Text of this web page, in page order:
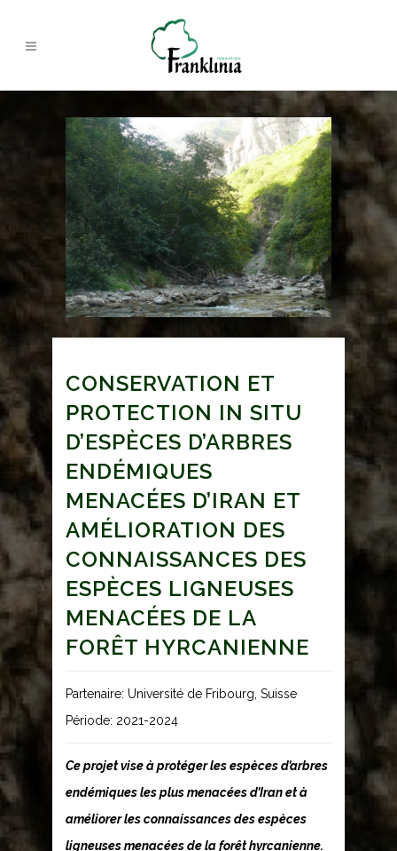
CONSERVATION ET
PROTECTION IN SITU
D’ESPÈCES D’ARBRES
ENDÉMIQUES
MENACÉES D’IRAN ET
AMÉLIORATION DES
CONNAISSANCES DES
ESPÈCES LIGNEUSES
MENACÉES DE LA
FORÊT HYRCANIENNE
Partenaire: Université de Fribourg, Suisse
Période: 2021-2024
Ce projet vise à protéger les espèces d’arbres
endémiques les plus menacées d’Iran et à
améliorer les connaissances des espèces
ligneuses menacées de la forêt hyrcanienne.